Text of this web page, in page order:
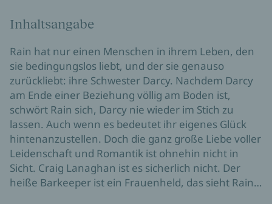
Inhaltsangabe
Rain hat nur einen Menschen in ihrem Leben, den
sie bedingungslos liebt, und der sie genauso
zurückliebt: ihre Schwester Darcy. Nachdem Darcy
am Ende einer Beziehung völlig am Boden ist,
schwört Rain sich, Darcy nie wieder im Stich zu
lassen. Auch wenn es bedeutet ihr eigenes Glück
hintenanzustellen. Doch die ganz große Liebe voller
Leidenschaft und Romantik ist ohnehin nicht in
Sicht. Craig Lanaghan ist es sicherlich nicht. Der
heiße Barkeeper ist ein Frauenheld, das sieht Rain